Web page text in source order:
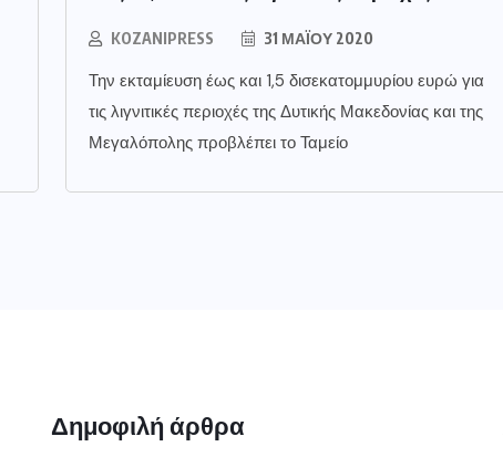
KOZANIPRESS 31 ΜΑΪ́ΟΥ 2020
Την εκταμίευση έως και 1,5 δισεκατομμυρίου ευρώ για
τις λιγνιτικές περιοχές της Δυτικής Μακεδονίας και της
Μεγαλόπολης προβλέπει το Ταμείο
Δημοφιλή άρθρα